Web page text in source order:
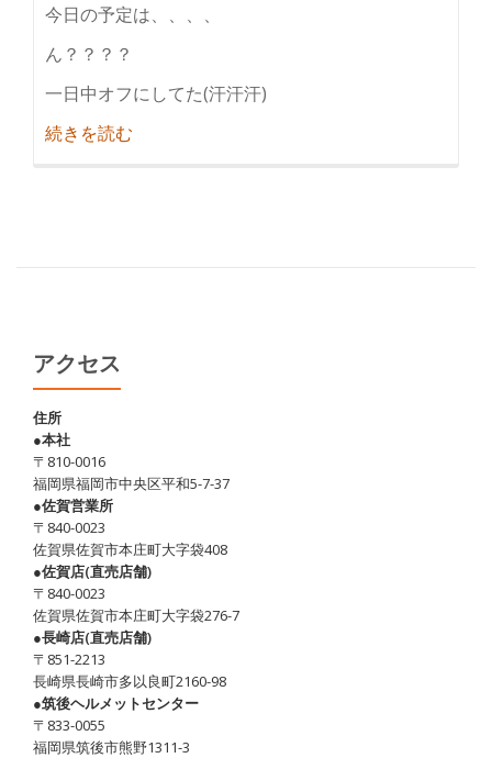
今日の予定は、、、、
ん？？？？
一日中オフにしてた(汗汗汗)
続きを読む
寝
温
話
す)
アクセス
住所
●本社
〒810-0016
福岡県福岡市中央区平和5-7-37
●佐賀営業所
〒840-0023
佐賀県佐賀市本庄町大字袋408
●佐賀店(直売店舗)
〒840-0023
佐賀県佐賀市本庄町大字袋276-7
●長崎店(直売店舗)
〒851-2213
長崎県長崎市多以良町2160-98
●筑後ヘルメットセンター
〒833-0055
福岡県筑後市熊野1311-3